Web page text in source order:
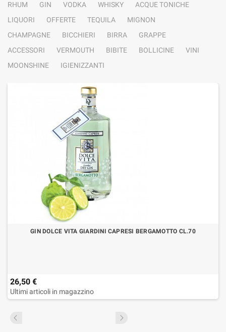
RHUM GIN VODKA WHISKY
ACQUE TONICHE
LIQUORI
OFFERTE TEQUILA
MIGNON
CHAMPAGNE
BICCHIERI BIRRA
GRAPPE
ACCESSORI
VERMOUTH BIBITE BOLLICINE
VINI
MOONSHINE
IGIENIZZANTI
GIN DOLCE VITA GIARDINI CAPRESI BERGAMOTTO CL.70
26,50 €
Ultimi articoli in magazzino